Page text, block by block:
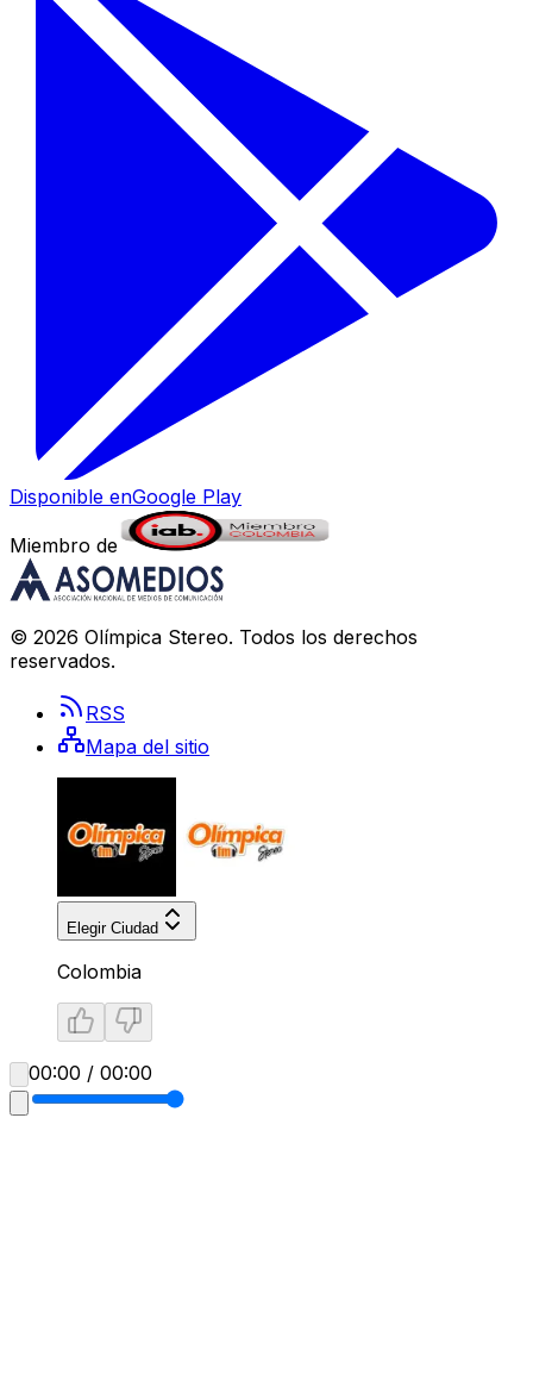
Disponible enGoogle Play
Miembro de
© 2026 Olímpica Stereo. Todos los derechos
reservados.
RSS
Mapa del sitio
Elegir Ciudad
Colombia
00:00 / 00:00